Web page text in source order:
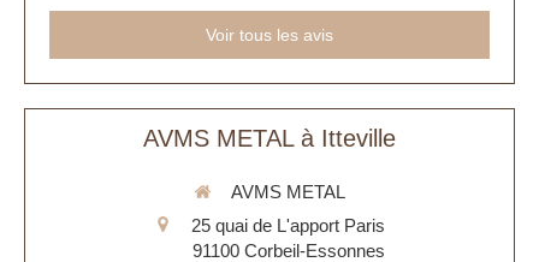
Voir tous les avis
AVMS METAL à Itteville
AVMS METAL
25 quai de L'apport Paris
91100 Corbeil-Essonnes